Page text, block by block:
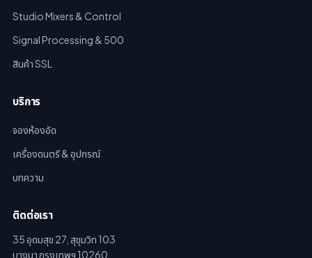
Studio Mixers & Control
Signal Processing & 500
สินค้า SSL
บริการ
จองห้องอัด
เครื่องดนตรี & อุปกรณ์
บทความ
ติดต่อเรา
35 อุดมสุข 27, สุขุมวิท 103
บางนา กรุงเทพฯ 10260